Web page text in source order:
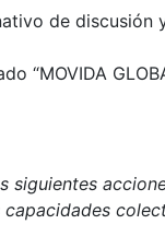
de discusión
“MOVIDA
siguientes